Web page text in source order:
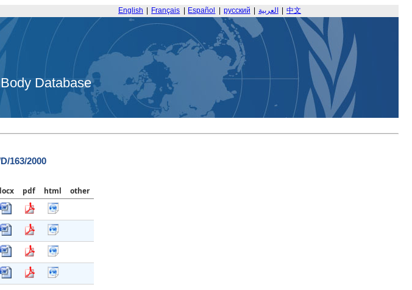
English Français Español русский العربية 中文
Database
163/2000
pdf html
other